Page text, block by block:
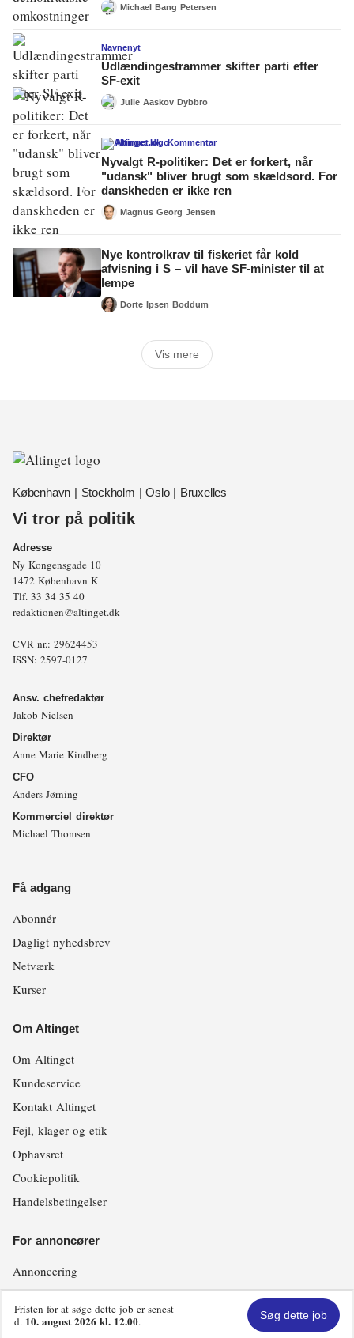
Fristen for at søge dette job er senest
d. 10. august 2026 kl. 12.00. Søg dette job
Michael Bang Petersen
Navnenyt
Udlændingestrammer skifter parti efter
SF-exit
Julie Aaskov Dybbro
Altinget.dk Kommentar
Nyvalgt R-politiker: Det er forkert, når
"udansk" bliver brugt som skældsord. For
danskheden er ikke ren
Magnus Georg Jensen
Nye kontrolkrav til fiskeriet får kold
afvisning i S – vil have SF-minister til at
lempe
Dorte Ipsen Boddum
Vis mere
København | Stockholm | Oslo | Bruxelles
Vi tror på politik
Adresse
Ny Kongensgade 10
1472 København K
Tlf. 33 34 35 40
redaktionen@altinget.dk
CVR nr.: 29624453
ISSN: 2597-0127
Ansv. chefredaktør
Jakob Nielsen
Direktør
Anne Marie Kindberg
CFO
Anders Jørning
Kommerciel direktør
Michael Thomsen
Få adgang
Abonnér
Dagligt nyhedsbrev
Netværk
Kurser
Om Altinget
Om Altinget
Kundeservice
Kontakt Altinget
Fejl, klager og etik
Ophavsret
Cookiepolitik
Handelsbetingelser
For annoncører
Annoncering
Copyright © Altinget, 2026